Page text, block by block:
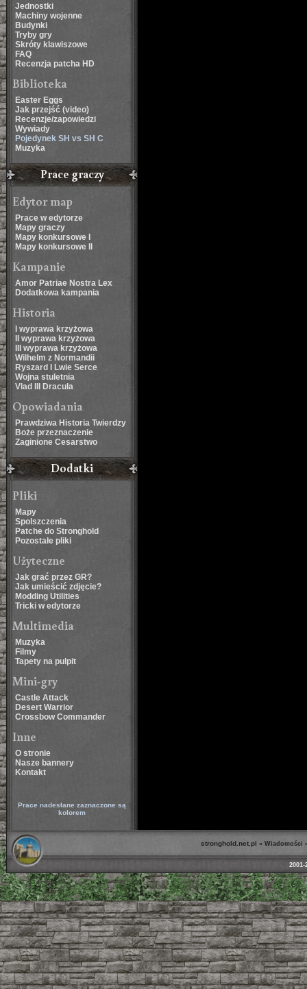
Jednostki
Machiny wojenne
Budynki
Tryby gry
Skróty klawiszowe
FAQ
Recenzja patcha HD
Biblioteka
Easter Eggs
Jak przejść (video)
Recenzje/zapowiedzi
Wywiady
Pojedynek SH vs SH C
Muzyka
Prace graczy
Edytor map
Prace w edytorze
Mapy graczy
Mapy konkursowe I
Mapy konkursowe II
Kampanie
Amor Patriae Nostra Lex
Dodatkowa kampania
Historia
I wyprawa krzyżowa
II wyprawa krzyżowa
III wyprawa krzyżowa
Wilhelm z Normandii
Ryszard I Lwie Serce
Wojna stuletnia
Vlad III Dracula
Opowiadania
Prawdziwa Historia Twierdzy
Boże przeznaczenie
Zaginione Cesarstwo
Dodatki
Pliki
Mapy
Spolszczenia
Patche do Stronghold
Pozostałe pliki
Użyteczne
Jak grać przez GR?
Jak umieścić zdjęcie?
Modding Utilities
Tricki w edytorze
Multimedia
Muzyka
Filmy
Tapety na pulpit
Mini-gry
Castle Attack
Desert Warrior
Crossbow Commander
Inne
O stronie
Nasze bannery
Kontakt
Prace nadesłane zaznaczone są
kolorem
stronghold.net.pl » Wiadomości